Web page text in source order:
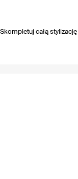
Skompletuj całą stylizację